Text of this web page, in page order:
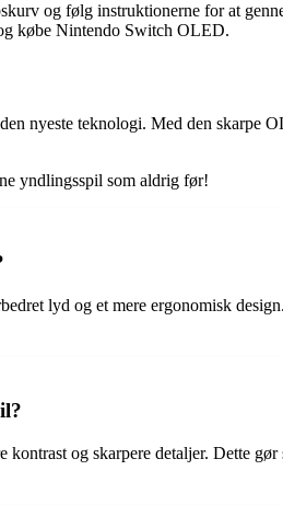
og følg instruktionerne for at
købe Nintendo Switch OLED.
nyeste teknologi. Med den skarpe
yndlingsspil som aldrig før!
lyd og et mere ergonomisk
og skarpere detaljer. Dette gør